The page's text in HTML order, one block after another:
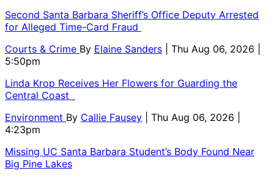
Second Santa Barbara Sheriff’s Office Deputy Arrested
for Alleged Time-Card Fraud
Courts & Crime By Elaine Sanders
| Thu Aug 06, 2026 |
5:50pm
Linda Krop Receives Her Flowers for Guarding the
Central Coast
Environment By Callie Fausey
| Thu Aug 06, 2026 |
4:23pm
Missing UC Santa Barbara Student’s Body Found Near
Big Pine Lakes